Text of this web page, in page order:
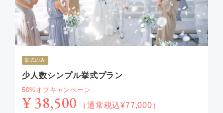
挙式のみ
少人数シンプル挙式プラン
50%オフキャンペーン
¥ 38,500 （通常税込¥77,000）